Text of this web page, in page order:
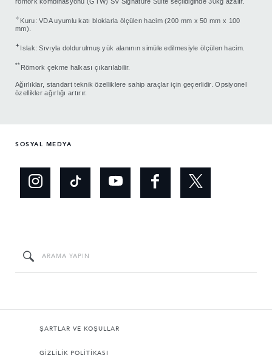
✧ Kuru: VDA uyumlu katı bloklarla ölçülen hacim (200 mm x 50 mm x 100
mm).
✦ Islak: Sıvıyla doldurulmuş yük alanının simüle edilmesiyle ölçülen hacim.
** Römork çekme halkası çıkarılabilir.
Ağırlıklar, standart teknik özelliklere sahip araçlar için geçerlidir. Opsiyonel
özellikler ağırlığı artırır.
SOSYAL MEDYA
ŞARTLAR VE KOŞULLAR
GİZLİLİK POLİTİKASI